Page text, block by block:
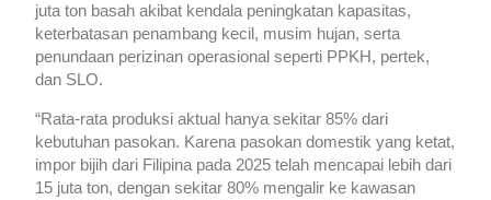
juta ton basah akibat kendala peningkatan kapasitas,
keterbatasan penambang kecil, musim hujan, serta
penundaan perizinan operasional seperti PPKH, pertek,
dan SLO.
“Rata-rata produksi aktual hanya sekitar 85% dari
kebutuhan pasokan. Karena pasokan domestik yang ketat,
impor bijih dari Filipina pada 2025 telah mencapai lebih dari
15 juta ton, dengan sekitar 80% mengalir ke kawasan